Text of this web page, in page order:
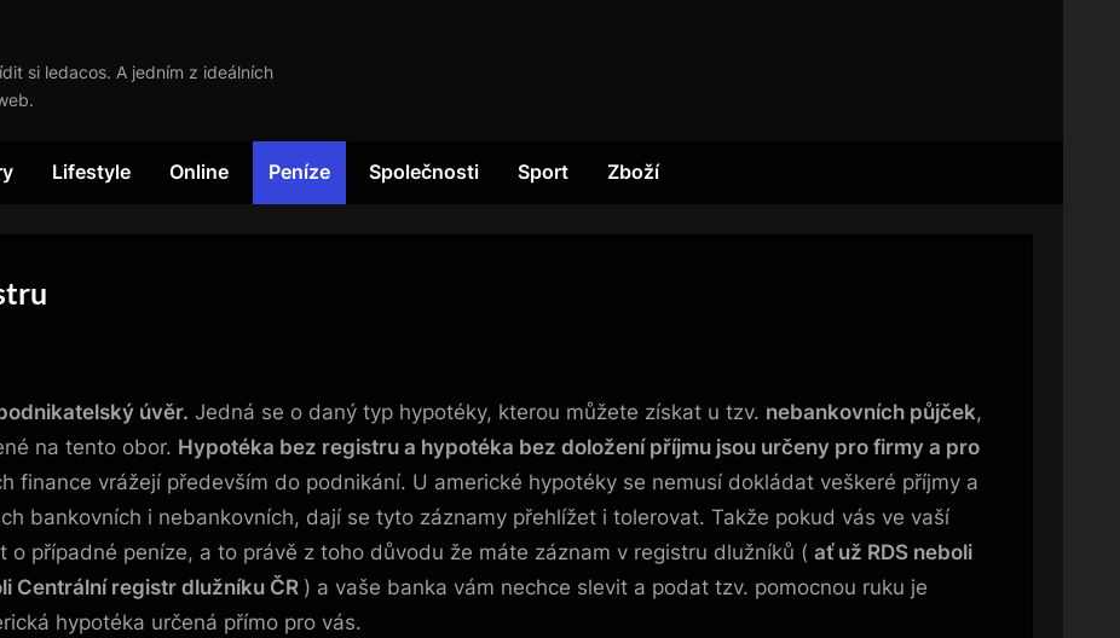
si ledacos. A jedním z ideálních
Lifestyle Online Peníze Společnosti Sport Zboží
úvěr. Jedná se o daný typ hypotéky, kterou můžete získat u tzv. nebankovních půjček,
na tento obor. Hypotéka bez registru a hypotéka bez doložení příjmu jsou určeny pro firmy a pro
finance vrážejí především do podnikání. U americké hypotéky se nemusí dokládat veškeré příjmy a
bankovních i nebankovních, dají se tyto záznamy přehlížet i tolerovat. Takže pokud vás ve vaší
případné peníze, a to právě z toho důvodu že máte záznam v registru dlužníků ( ať už RDS neboli
Centrální registr dlužníku ČR ) a vaše banka vám nechce slevit a podat tzv. pomocnou ruku je
hypotéka určená přímo pro vás.